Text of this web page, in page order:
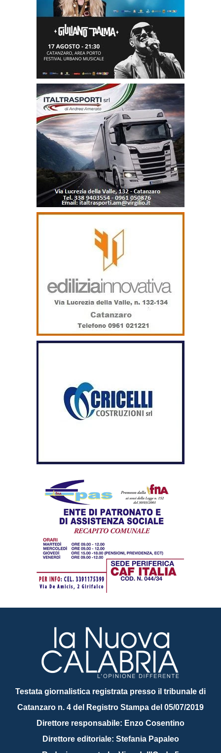
Testata giornalistica registrata presso il tribunale di
Catanzaro n. 4 del Registro Stampa del 05/07/2019
Direttore responsabile: Enzo Cosentino
Direttore editoriale: Stefania Papaleo